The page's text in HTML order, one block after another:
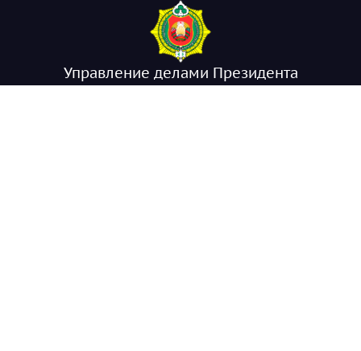
Управление делами Президента
Республики Беларусь